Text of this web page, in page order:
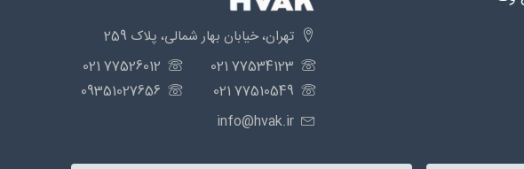
تهران، خیابان بهار شمالی، پلاک 259
77534123 021
77526012 021
77510549 021
09351027656
info@hvak.ir